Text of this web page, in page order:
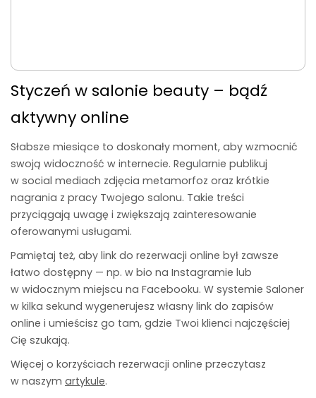
Styczeń w salonie beauty – bądź
aktywny online
Słabsze miesiące to doskonały moment, aby wzmocnić
swoją widoczność w internecie. Regularnie publikuj
w social mediach zdjęcia metamorfoz oraz krótkie
nagrania z pracy Twojego salonu. Takie treści
przyciągają uwagę i zwiększają zainteresowanie
oferowanymi usługami.
Pamiętaj też, aby link do rezerwacji online był zawsze
łatwo dostępny — np. w bio na Instagramie lub
w widocznym miejscu na Facebooku. W systemie Saloner
w kilka sekund wygenerujesz własny link do zapisów
online i umieścisz go tam, gdzie Twoi klienci najczęściej
Cię szukają.
Więcej o korzyściach rezerwacji online przeczytasz
w naszym artykule.